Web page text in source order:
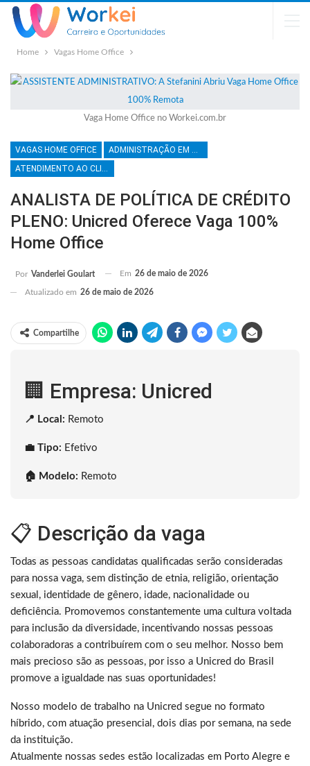
Home Vagas Home Office
Vaga Home Office no Workei.com.br
VAGAS HOME OFFICE
ADMINISTRAÇÃO EM GERAL
ATENDIMENTO AO CLIENTE
ANALISTA DE POLÍTICA DE CRÉDITO
PLENO: Unicred Oferece Vaga 100%
Home Office
Por Vanderlei Goulart Em 26 de maio de 2026
Atualizado em 26 de maio de 2026
Compartilhe
🏢 Empresa: Unicred
📍 Local: Remoto
💼 Tipo: Efetivo
🏠 Modelo: Remoto
📋 Descrição da vaga
Todas as pessoas candidatas qualificadas serão consideradas
para nossa vaga, sem distinção de etnia, religião, orientação
sexual, identidade de gênero, idade, nacionalidade ou
deficiência. Promovemos constantemente uma cultura voltada
para inclusão da diversidade, incentivando nossas pessoas
colaboradoras a contribuírem com o seu melhor. Nosso bem
mais precioso são as pessoas, por isso a Unicred do Brasil
promove a igualdade nas suas oportunidades!
Nosso modelo de trabalho na Unicred segue no formato
híbrido, com atuação presencial, dois dias por semana, na sede
da instituição.
Atualmente nossas sedes estão localizadas em Porto Alegre e